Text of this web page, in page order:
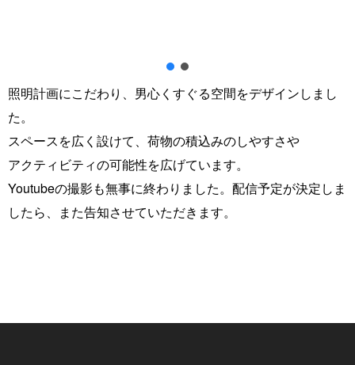
照明計画にこだわり、男心くすぐる空間をデザインしまし
た。
スペースを広く設けて、荷物の積込みのしやすさや
アクティビティの可能性を広げています。
Youtubeの撮影も無事に終わりました。配信予定が決定しま
したら、また告知させていただきます。